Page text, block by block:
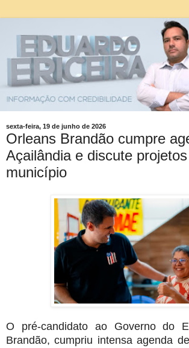
sexta-feira, 19 de junho de 2026
Orleans Brandão cumpre
Açailândia e discute
município
O pré-candidato ao Governo do
Brandão, cumpriu intensa agenda